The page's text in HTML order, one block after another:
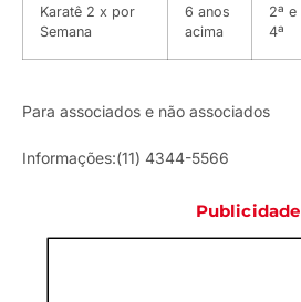
Karatê 2 x por
Semana
6 anos
acima
2ª e
4ª
Para associados e não associados
Informações:(11) 4344-5566
Publicidade